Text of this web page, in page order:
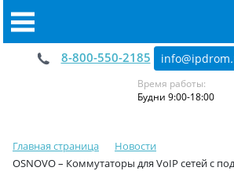
8-800-550-2185 info@ipdrom.
Время работы:
Будни 9:00-18:00
Главная страница
Новости
OSNOVO – Коммутаторы для VoIP сетей с